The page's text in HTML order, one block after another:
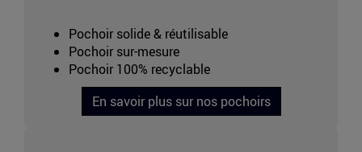
Pochoir solide & réutilisable
Pochoir sur-mesure
Pochoir 100% recyclable
En savoir plus sur nos pochoirs